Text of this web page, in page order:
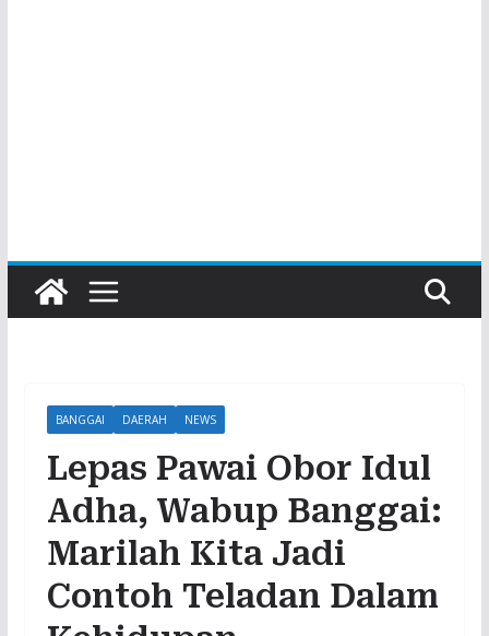
BANGGAI DAERAH NEWS
Lepas Pawai Obor Idul
Adha, Wabup Banggai:
Marilah Kita Jadi
Contoh Teladan Dalam